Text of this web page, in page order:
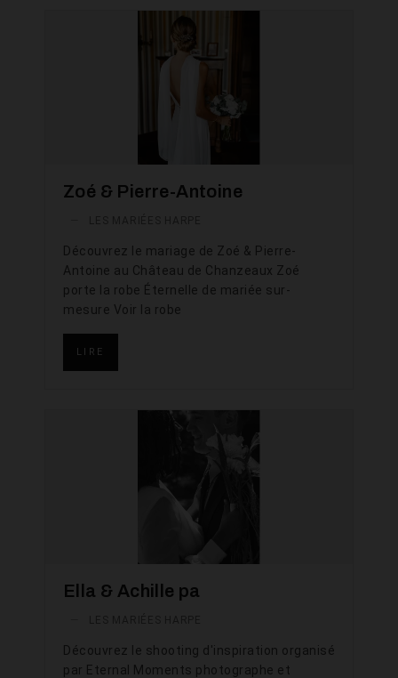
Zoé & Pierre-Antoine
Découvrez le mariage de Zoé & Pierre-
Antoine au Château de Chanzeaux Zoé
porte la robe Éternelle de mariée sur-
mesure Voir la robe
LIRE
Ella & Achille pa
Découvrez le shooting d'inspiration organisé
par Eternal Moments photographe et